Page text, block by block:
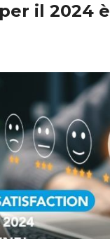
il 2024 è